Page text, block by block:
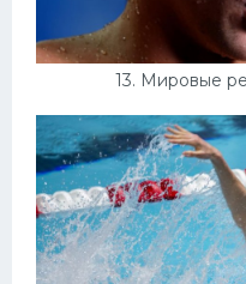
13. Мировые